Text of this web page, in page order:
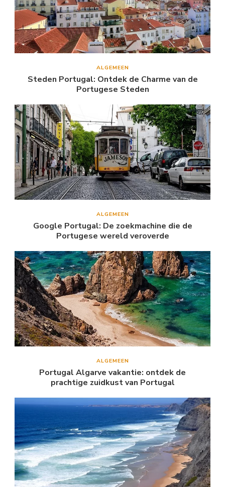
ALGEMEEN
Steden Portugal: Ontdek de Charme van de
Portugese Steden
ALGEMEEN
Google Portugal: De zoekmachine die de
Portugese wereld veroverde
ALGEMEEN
Portugal Algarve vakantie: ontdek de
prachtige zuidkust van Portugal